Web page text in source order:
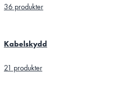
36 produkter
Kabelskydd
21 produkter